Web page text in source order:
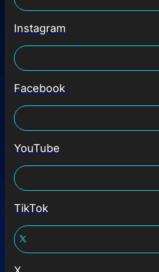
Instagram
Facebook
YouTube
TikTok